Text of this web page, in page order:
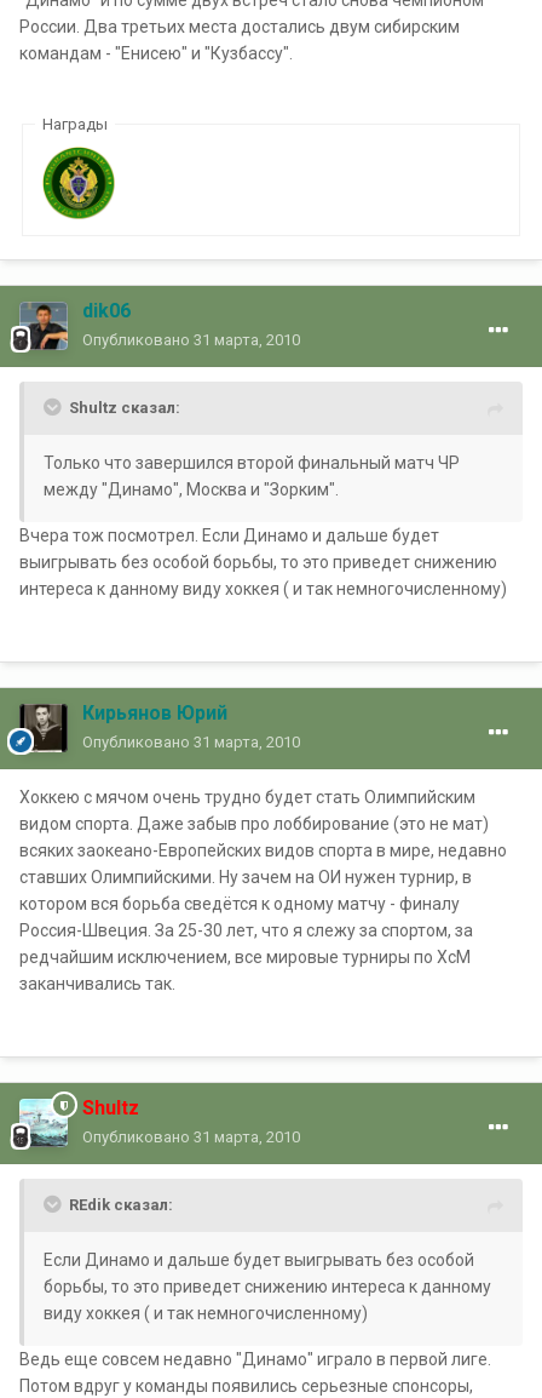
России. Два третьих места достались двум сибирским
командам - "Енисею" и "Кузбассу".
Награды
dik06
Опубликовано 31 марта, 2010
Shultz сказал:
Только что завершился второй финальный матч ЧР
между "Динамо", Москва и "Зорким".
Вчера тож посмотрел. Если Динамо и дальше будет
выигрывать без особой борьбы, то это приведет снижению
интереса к данному виду хоккея ( и так немногочисленному)
Кирьянов Юрий
Опубликовано 31 марта, 2010
Хоккею с мячом очень трудно будет стать Олимпийским
видом спорта. Даже забыв про лоббирование (это не мат)
всяких заокеано-Европейских видов спорта в мире, недавно
ставших Олимпийскими. Ну зачем на ОИ нужен турнир, в
котором вся борьба сведётся к одному матчу - финалу
Россия-Швеция. За 25-30 лет, что я слежу за спортом, за
редчайшим исключением, все мировые турниры по ХсМ
заканчивались так.
Shultz
Опубликовано 31 марта, 2010
REdik сказал:
Если Динамо и дальше будет выигрывать без особой
борьбы, то это приведет снижению интереса к данному
виду хоккея ( и так немногочисленному)
Ведь еще совсем недавно "Динамо" играло в первой лиге.
Потом вдруг у команды появились серьезные спонсоры,